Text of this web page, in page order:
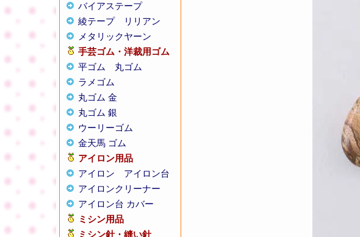
バイアステープ
綾テープ
リリアン
メタリックヤーン
手芸ゴム・洋裁用ゴム
平ゴム
丸ゴム
ラメゴム
丸ゴム 金
丸ゴム 銀
ウーリーゴム
金天馬 ゴム
アイロン用品
アイロン
アイロン台
アイロンクリーナー
アイロン台 カバー
ミシン用品
ミシン針・縫い針